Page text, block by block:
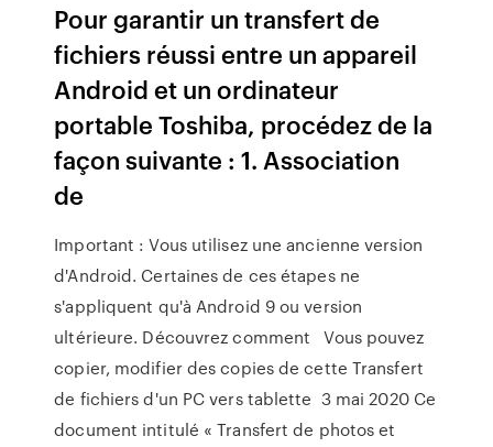
Pour garantir un transfert de
fichiers réussi entre un appareil
Android et un ordinateur
portable Toshiba, procédez de la
façon suivante : 1. Association
de
Important : Vous utilisez une ancienne version
d'Android. Certaines de ces étapes ne
s'appliquent qu'à Android 9 ou version
ultérieure. Découvrez comment Vous pouvez
copier, modifier des copies de cette Transfert
de fichiers d'un PC vers tablette 3 mai 2020 Ce
document intitulé « Transfert de photos et